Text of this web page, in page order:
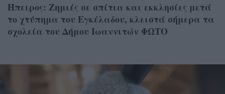
Ήπειρος: Ζημιές σε σπίτια και εκκλησίες μετά
το χτύπημα του Εγκέλαδου, κλειστά σήμερα τα
σχολεία του Δήμου Ιωαννιτών ΦΩΤΟ